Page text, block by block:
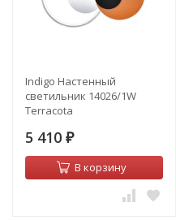
Indigo Настенный
светильник 14026/1W
Terracota
5 410 ₽
В корзину